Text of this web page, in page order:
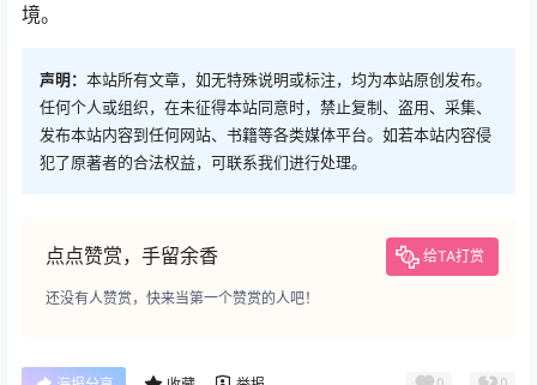
境。
声明： 本站所有文章，如无特殊说明或标注，均为本站原创发布。
任何个人或组织，在未征得本站同意时，禁止复制、盗用、采集、
发布本站内容到任何网站、书籍等各类媒体平台。如若本站内容侵
犯了原著者的合法权益，可联系我们进行处理。
点点赞赏，手留余香 给TA打赏
还没有人赞赏，快来当第一个赞赏的人吧！